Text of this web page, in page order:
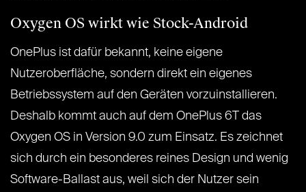
Oxygen OS wirkt wie Stock-Android
OnePlus ist dafür bekannt, keine eigene
Nutzeroberfläche, sondern direkt ein eigenes
Betriebssystem auf den Geräten vorzuinstallieren.
Deshalb kommt auch auf dem OnePlus 6T das
Oxygen OS in Version 9.0 zum Einsatz. Es zeichnet
sich durch ein besonderes reines Design und wenig
Software-Ballast aus, weil sich der Nutzer sein